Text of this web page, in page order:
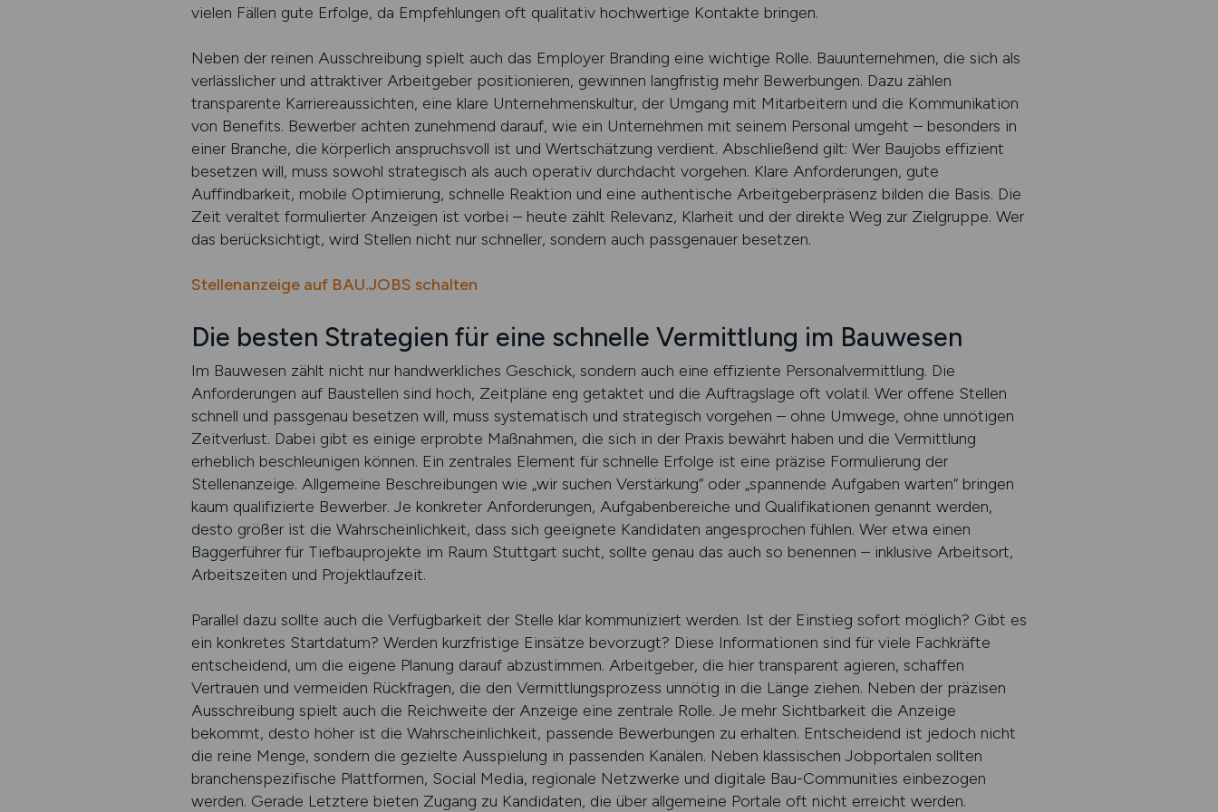
vielen Fällen gute Erfolge, da Empfehlungen oft qualitativ hochwertige Kontakte bringen.
Neben der reinen Ausschreibung spielt auch das Employer Branding eine wichtige Rolle. Bauunternehmen, die sich als
verlässlicher und attraktiver Arbeitgeber positionieren, gewinnen langfristig mehr Bewerbungen. Dazu zählen
transparente Karriereaussichten, eine klare Unternehmenskultur, der Umgang mit Mitarbeitern und die Kommunikation
von Benefits. Bewerber achten zunehmend darauf, wie ein Unternehmen mit seinem Personal umgeht – besonders in
einer Branche, die körperlich anspruchsvoll ist und Wertschätzung verdient. Abschließend gilt: Wer Baujobs effizient
besetzen will, muss sowohl strategisch als auch operativ durchdacht vorgehen. Klare Anforderungen, gute
Auffindbarkeit, mobile Optimierung, schnelle Reaktion und eine authentische Arbeitgeberpräsenz bilden die Basis. Die
Zeit veraltet formulierter Anzeigen ist vorbei – heute zählt Relevanz, Klarheit und der direkte Weg zur Zielgruppe. Wer
das berücksichtigt, wird Stellen nicht nur schneller, sondern auch passgenauer besetzen.
Stellenanzeige auf BAU.JOBS schalten
Die besten Strategien für eine schnelle Vermittlung im Bauwesen
Im Bauwesen zählt nicht nur handwerkliches Geschick, sondern auch eine effiziente Personalvermittlung. Die
Anforderungen auf Baustellen sind hoch, Zeitpläne eng getaktet und die Auftragslage oft volatil. Wer offene Stellen
schnell und passgenau besetzen will, muss systematisch und strategisch vorgehen – ohne Umwege, ohne unnötigen
Zeitverlust. Dabei gibt es einige erprobte Maßnahmen, die sich in der Praxis bewährt haben und die Vermittlung
erheblich beschleunigen können. Ein zentrales Element für schnelle Erfolge ist eine präzise Formulierung der
Stellenanzeige. Allgemeine Beschreibungen wie „wir suchen Verstärkung“ oder „spannende Aufgaben warten“ bringen
kaum qualifizierte Bewerber. Je konkreter Anforderungen, Aufgabenbereiche und Qualifikationen genannt werden,
desto größer ist die Wahrscheinlichkeit, dass sich geeignete Kandidaten angesprochen fühlen. Wer etwa einen
Baggerführer für Tiefbauprojekte im Raum Stuttgart sucht, sollte genau das auch so benennen – inklusive Arbeitsort,
Arbeitszeiten und Projektlaufzeit.
Parallel dazu sollte auch die Verfügbarkeit der Stelle klar kommuniziert werden. Ist der Einstieg sofort möglich? Gibt es
ein konkretes Startdatum? Werden kurzfristige Einsätze bevorzugt? Diese Informationen sind für viele Fachkräfte
entscheidend, um die eigene Planung darauf abzustimmen. Arbeitgeber, die hier transparent agieren, schaffen
Vertrauen und vermeiden Rückfragen, die den Vermittlungsprozess unnötig in die Länge ziehen. Neben der präzisen
Ausschreibung spielt auch die Reichweite der Anzeige eine zentrale Rolle. Je mehr Sichtbarkeit die Anzeige
bekommt, desto höher ist die Wahrscheinlichkeit, passende Bewerbungen zu erhalten. Entscheidend ist jedoch nicht
die reine Menge, sondern die gezielte Ausspielung in passenden Kanälen. Neben klassischen Jobportalen sollten
branchenspezifische Plattformen, Social Media, regionale Netzwerke und digitale Bau-Communities einbezogen
werden. Gerade Letztere bieten Zugang zu Kandidaten, die über allgemeine Portale oft nicht erreicht werden.